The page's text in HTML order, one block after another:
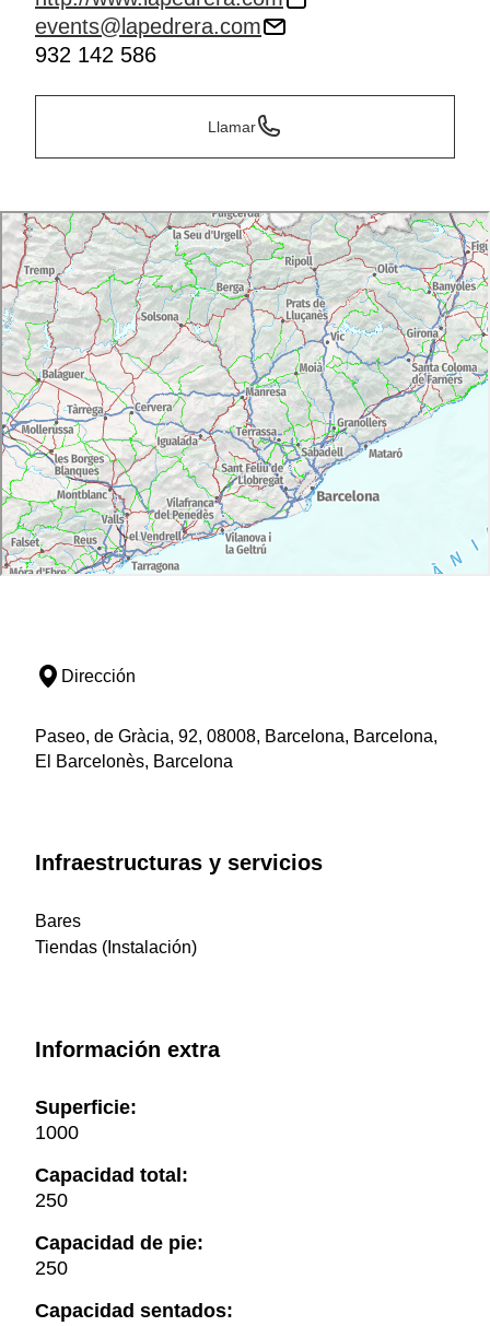
events@lapedrera.com
932 142 586
Llamar
Dirección
Paseo, de Gràcia, 92, 08008, Barcelona, Barcelona,
El Barcelonès, Barcelona
Infraestructuras y servicios
Bares
Tiendas (Instalación)
Información extra
Superficie:
1000
Capacidad total:
250
Capacidad de pie:
250
Capacidad sentados: